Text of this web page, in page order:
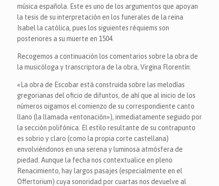
música española. Este es uno de los argumentos que apoyan
la tesis de su interpretación en los funerales de la reina
Isabel la católica, pues los siguientes réquiems son
posteriores a su muerte en 1504.
Recogemos a continuación los comentarios sobre la obra de
la musicóloga y transcriptora de la obra, Virgina Florentín:
«La obra de Escobar está construida sobre las melodías
gregorianas del oficio de difuntos, de ahí que al inicio de los
números oigamos el comienzo de su correspondiente canto
llano (la llamada «entonación»), inmediatamente seguido por
la sección polifónica. El estilo resultante de su contrapunto
es sobrio y claro (como la propia corte castellana)
envolviéndonos en una serena y luminosa atmósfera de
piedad. Aunque la fecha nos contextualice en pleno
Renacimiento, hay largos pasajes (especialmente en el
Offertorium) cuya sonoridad por cuartas nos devuelve al